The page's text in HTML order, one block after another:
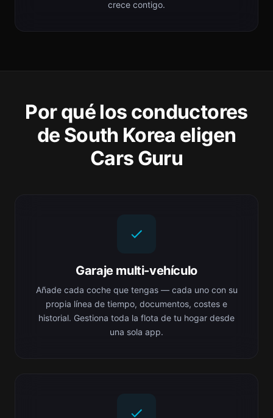
crece contigo.
Por qué los conductores
de South Korea eligen
Cars Guru
Garaje multi-vehículo
Añade cada coche que tengas — cada uno con su
propia línea de tiempo, documentos, costes e
historial. Gestiona toda la flota de tu hogar desde
una sola app.